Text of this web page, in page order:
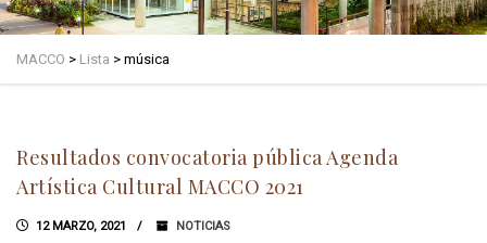
MACCO > Lista > música
Resultados convocatoria pública Agenda
Artística Cultural MACCO 2021
12 MARZO, 2021 NOTICIAS